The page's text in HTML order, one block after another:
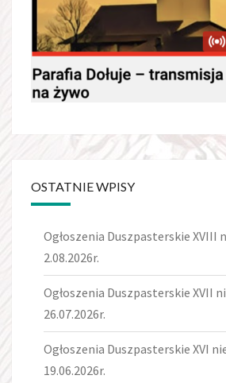
OSTATNIE WPISY
Ogłoszenia Duszpasterskie XVIII
2.08.2026r.
Ogłoszenia Duszpasterskie XVII
26.07.2026r.
Ogłoszenia Duszpasterskie XVI
19.06.2026r.